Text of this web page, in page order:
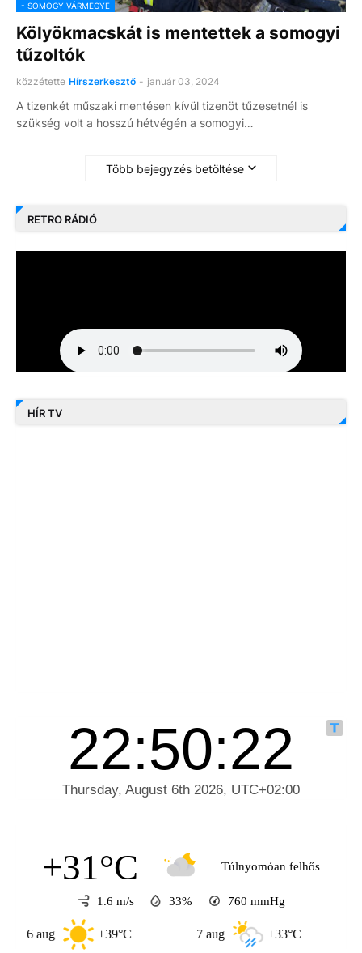
- SOMOGY VÁRMEGYE
Kölyökmacskát is mentettek a somogyi
tűzoltók
közzétette Hírszerkesztő - január 03, 2024
A tizenkét műszaki mentésen kívül tizenöt tűzesetnél is
szükség volt a hosszú hétvégén a somogyi…
Több bejegyzés betöltése
RETRO RÁDIÓ
HÍR TV
+31°C Túlnyomóan felhős
1.6 m/s 33% 760 mmHg
6 aug +39°C 7 aug +33°C